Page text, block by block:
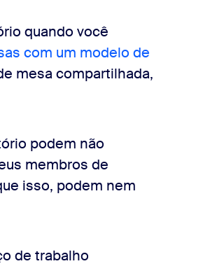
quando você
com um modelo de
mesa compartilhada,
podem não
membros de
isso, podem nem
de trabalho